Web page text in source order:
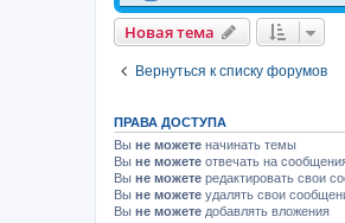
Новая тема
Вернуться к списку форумов
ПРАВА ДОСТУПА
Вы не можете начинать темы
Вы не можете отвечать на
Вы не можете редактировать свои
Вы не можете удалять свои
Вы не можете добавлять вложения